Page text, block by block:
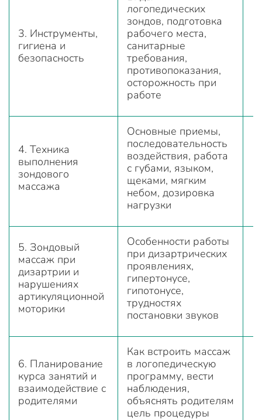
3. Инструменты,
гигиена и
безопасность
логопедических
зондов, подготовка
рабочего места,
санитарные
требования,
противопоказания,
осторожность при
работе
4. Техника
выполнения
зондового
массажа
Основные приемы,
последовательность
воздействия, работа
с губами, языком,
щеками, мягким
небом, дозировка
нагрузки
5. Зондовый
массаж при
дизартрии и
нарушениях
артикуляционной
моторики
Особенности работы
при дизартрических
проявлениях,
гипертонусе,
гипотонусе,
трудностях
постановки звуков
6. Планирование
курса занятий и
взаимодействие с
родителями
Как встроить массаж
в логопедическую
программу, вести
наблюдения,
объяснять родителям
цель процедуры